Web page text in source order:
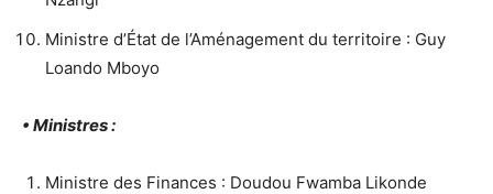
Ministre d’État de l’Aménagement du territoire : Guy
Loando Mboyo
• Ministres :
Ministre des Finances : Doudou Fwamba Likonde